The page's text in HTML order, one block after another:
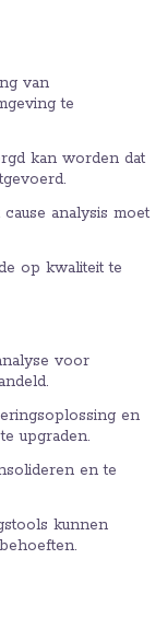
van
te
kan worden dat
analysis moet
op kwaliteit te
voor
en
upgraden.
en te
kunnen